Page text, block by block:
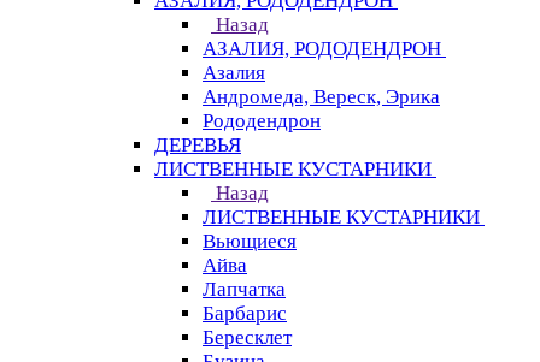
Назад
АЗАЛИЯ, РОДОДЕНДРОН
Азалия
Андромеда, Вереск, Эрика
Рододендрон
ДЕРЕВЬЯ
ЛИСТВЕННЫЕ КУСТАРНИКИ
Назад
ЛИСТВЕННЫЕ КУСТАРНИКИ
Вьющиеся
Айва
Лапчатка
Барбарис
Бересклет